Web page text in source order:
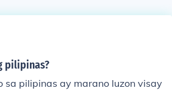
pilipinas?
sa pilipinas ay marano luzon visay